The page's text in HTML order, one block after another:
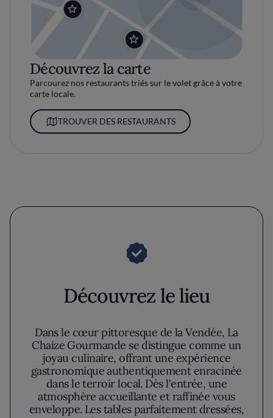
Découvrez la carte
Parcourez nos restaurants triés sur le volet grâce à votre
carte locale.
TROUVER DES RESTAURANTS
Découvrez le lieu
Dans le cœur pittoresque de la Vendée, La
Chaize Gourmande se distingue comme un
joyau culinaire, offrant une expérience
gastronomique authentiquement enracinée
dans le terroir local. Dès l'entrée, une
atmosphère accueillante et raffinée vous
enveloppe. Les tables parfaitement dressées,